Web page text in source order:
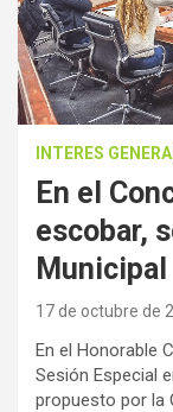
INTERES
En el
escobar,
Municipal
17 de octubre de
En el Honorable
Sesión Especial
propuesto por la